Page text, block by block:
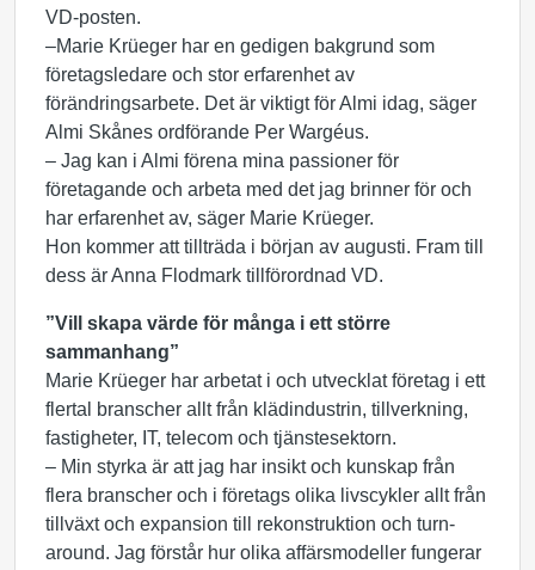
VD-posten.
–Marie Krüeger har en gedigen bakgrund som
företagsledare och stor erfarenhet av
förändringsarbete. Det är viktigt för Almi idag, säger
Almi Skånes ordförande Per Wargéus.
– Jag kan i Almi förena mina passioner för
företagande och arbeta med det jag brinner för och
har erfarenhet av, säger Marie Krüeger.
Hon kommer att tillträda i början av augusti. Fram till
dess är Anna Flodmark tillförordnad VD.
”Vill skapa värde för många i ett större
sammanhang”
Marie Krüeger har arbetat i och utvecklat företag i ett
flertal branscher allt från klädindustrin, tillverkning,
fastigheter, IT, telecom och tjänstesektorn.
– Min styrka är att jag har insikt och kunskap från
flera branscher och i företags olika livscykler allt från
tillväxt och expansion till rekonstruktion och turn-
around. Jag förstår hur olika affärsmodeller fungerar